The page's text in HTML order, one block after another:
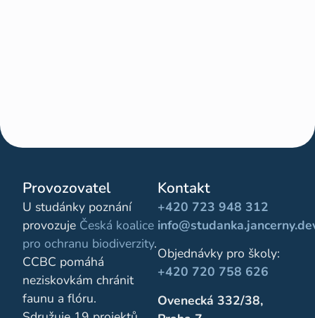
Provozovatel
U studánky poznání
provozuje Česká koalice
pro ochranu biodiverzity.
CCBC pomáhá
neziskovkám chránit
faunu a flóru.
Kontakt
+420 723 948 312
Objednávky pro školy:
+420 720 758 626
Ovenecká 332/38,